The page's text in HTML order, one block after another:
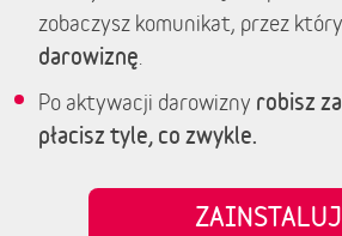
zobaczysz komunikat, przez który
darowiznę
Po aktywacji darowizny robisz
płacisz tyle, co zwykle.
ZAINSTALUJ